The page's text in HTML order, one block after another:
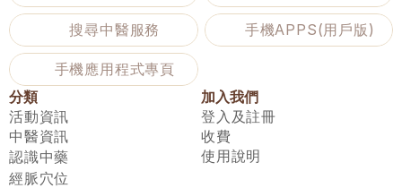
搜尋中醫服務 手機APPS(用戶版)
手機應用程式專頁
分類
活動資訊
中醫資訊
認識中藥
經脈穴位
加入我們
登入及註冊
收費
使用說明